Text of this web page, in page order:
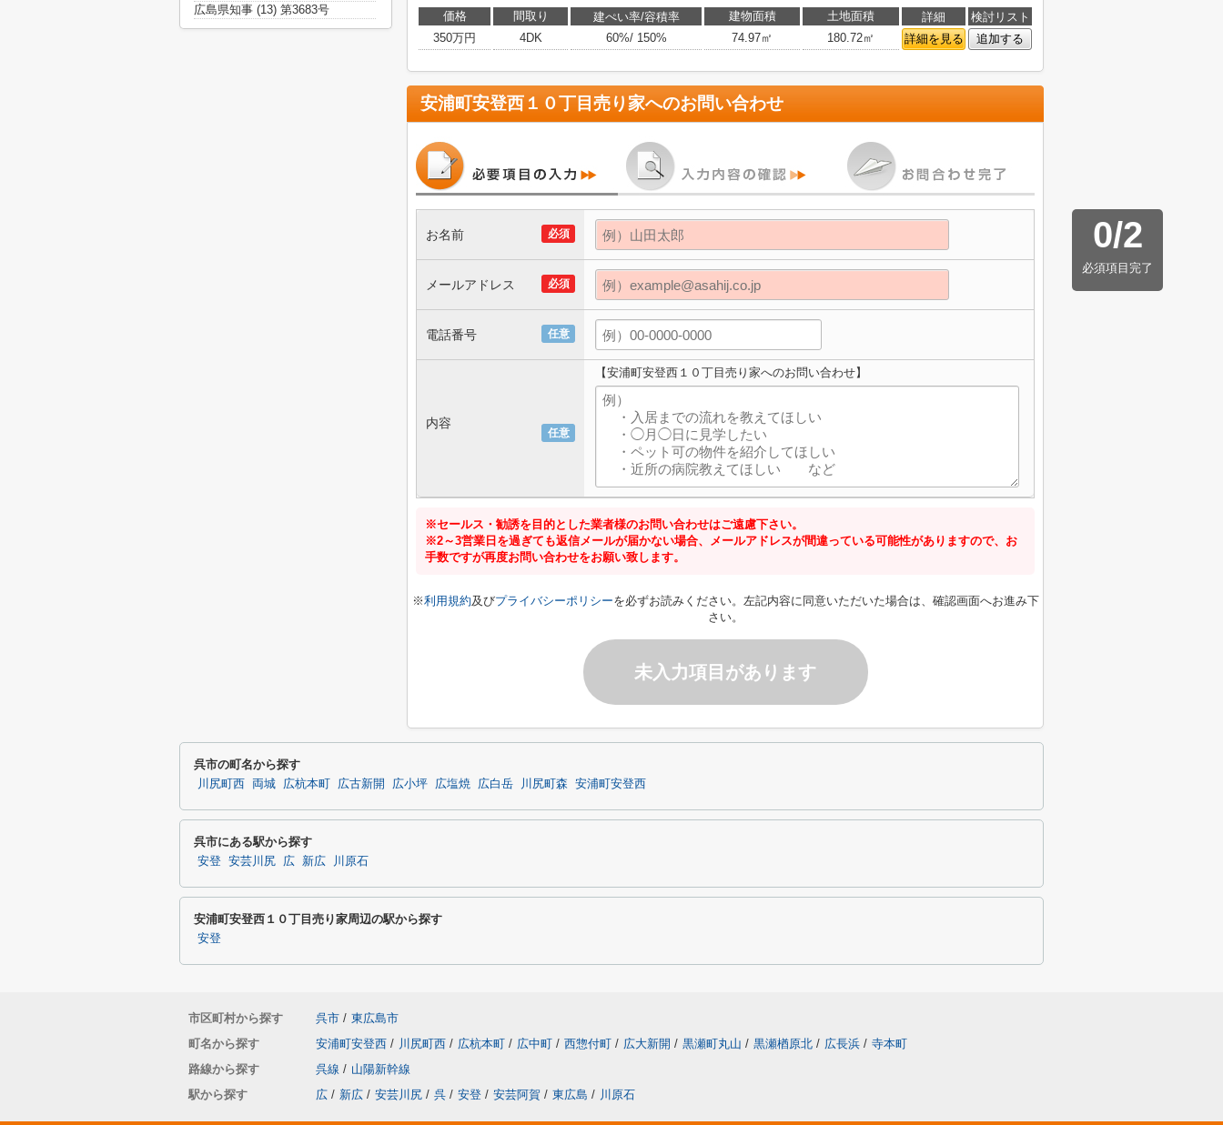
価格 間取り 建ぺい率/容積率 建物面積 土地面積 詳細
検討リスト
350万円
4DK 60%/ 150% 74.97㎡ 180.72㎡ 詳細を見る 追加する
安浦町安登西１０丁目売り家へのお問い合わせ
0/2
必須項目完了
必須
お名前
必須
メールアドレス
任意
電話番号
任意
内容
【安浦町安登西１０丁目売り家へのお問い合わせ】
※セールス・勧誘を目的とした業者様のお問い合わせはご遠慮下さい。
※2～3営業日を過ぎても返信メールが届かない場合、メールアドレスが間違っている可能性がありますので、お
手数ですが再度お問い合わせをお願い致します。
※利用規約及びプライバシーポリシーを必ずお読みください。左記内容に同意いただいた場合は、確認画面へお進み下
さい。
未入力項目があります
広島県知事 (13) 第3683号
呉市の町名から探す
川尻町西 両城 広杭本町 広古新開 広小坪 広塩焼 広白岳 川尻町森 安浦町安登西
呉市にある駅から探す
安登 安芸川尻 広 新広 川原石
安浦町安登西１０丁目売り家周辺の駅から探す
安登
市区町村から探す 呉市 / 東広島市
町名から探す
安浦町安登西 / 川尻町西 / 広杭本町 / 広中町 / 西惣付町 / 広大新開 / 黒瀬町丸山 / 黒瀬楢原北 / 広長浜 / 寺本町
路線から探す
呉線 / 山陽新幹線
駅から探す
広 / 新広 / 安芸川尻 / 呉 / 安登 / 安芸阿賀 / 東広島 / 川原石